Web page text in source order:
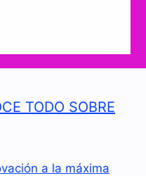
TODO SOBRE
a la máxima